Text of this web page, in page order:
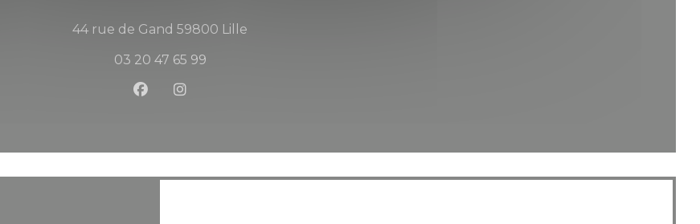
44 rue de Gand 59800 Lille
03 20 47 65 99
Facebook ((otevře se v novém okně))
Instagram ((otevře se v novém okně))